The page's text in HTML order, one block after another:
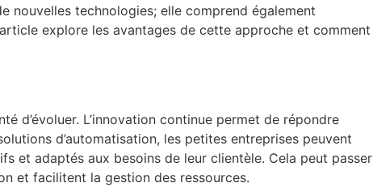
nouvelles technologies; elle comprend également
explore les avantages de cette approche et comment
d’évoluer. L’innovation continue permet de répondre
d’automatisation, les petites entreprises peuvent
et adaptés aux besoins de leur clientèle. Cela peut passer
et facilitent la gestion des ressources.